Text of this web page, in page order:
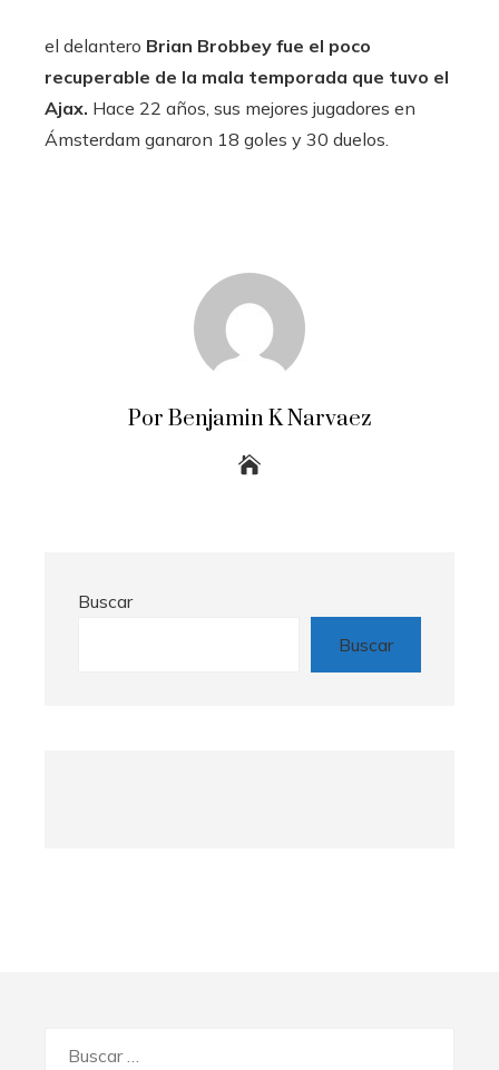
el delantero Brian Brobbey fue el poco
recuperable de la mala temporada que tuvo el
Ajax. Hace 22 años, sus mejores jugadores en
Ámsterdam ganaron 18 goles y 30 duelos.
Por Benjamin K Narvaez
Buscar
Buscar